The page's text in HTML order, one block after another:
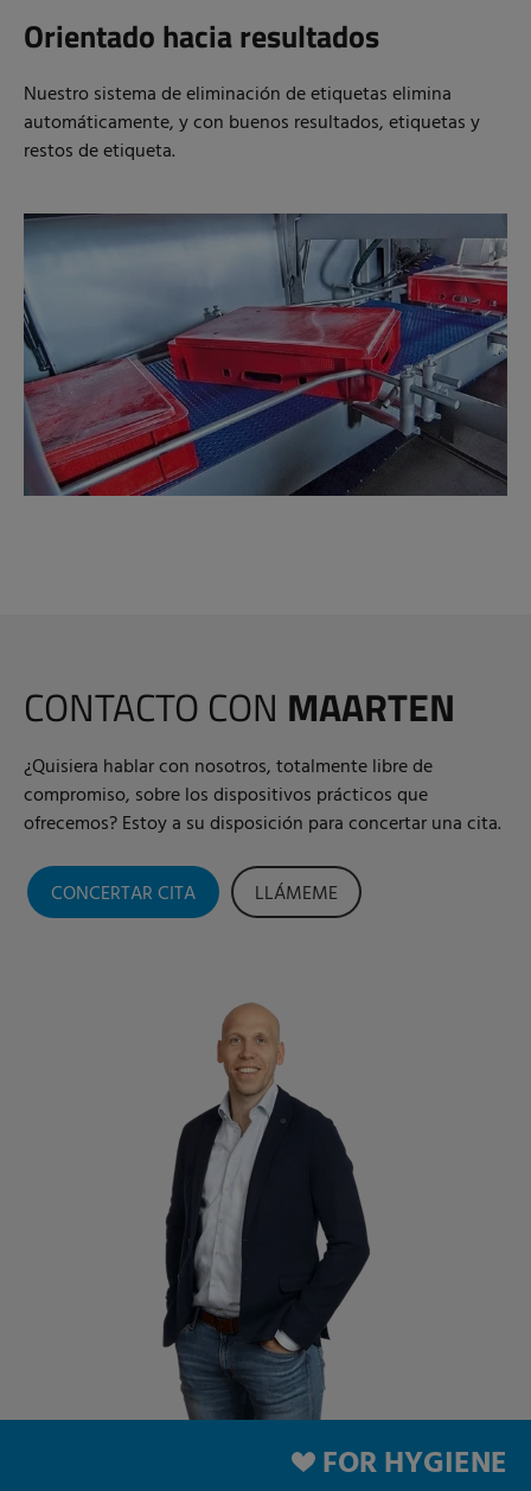
Orientado hacia resultados
Nuestro sistema de eliminación de etiquetas elimina
automáticamente, y con buenos resultados, etiquetas y
restos de etiqueta.
CONTACTO CON MAARTEN
¿Quisiera hablar con nosotros, totalmente libre de
compromiso, sobre los dispositivos prácticos que
ofrecemos? Estoy a su disposición para concertar una cita.
CONCERTAR CITA LLÁMEME
FOR HYGIENE